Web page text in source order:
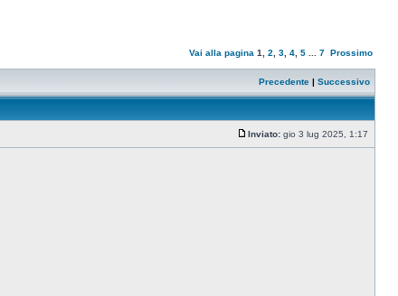
Vai alla pagina 1 2 3 4 5 7 Prossimo
Precedente | Successivo
Inviato: gio 3 lug 2025, 1:17